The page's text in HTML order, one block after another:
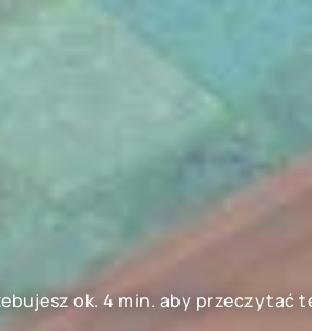
ok. 4 min. aby przeczytać